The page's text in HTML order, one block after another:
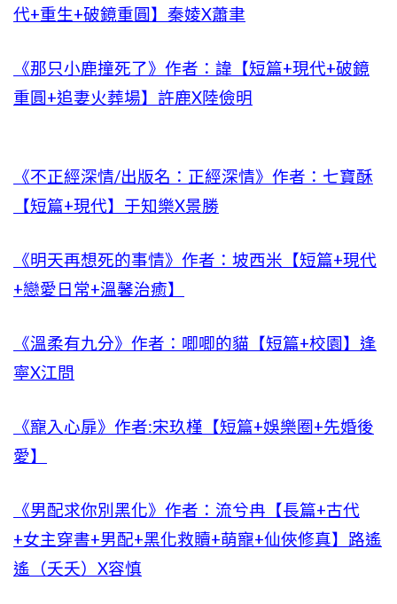
代+重生+破鏡重圓】秦婈X蕭聿
《那只小鹿撞死了》作者：諱【短篇+現代+破鏡
重圓+追妻火葬場】許鹿X陸儉明
《不正經深情/出版名：正經深情》作者：七寶酥
【短篇+現代】于知樂X景勝
《明天再想死的事情》作者：坡西米【短篇+現代
+戀愛日常+溫馨治癒】
《溫柔有九分》作者：唧唧的貓【短篇+校園】逢
寧X江問
《寵入心扉》作者:宋玖槿【短篇+娛樂圈+先婚後
愛】
《男配求你別黑化》作者：流兮冉【長篇+古代
+女主穿書+男配+黑化救贖+萌寵+仙俠修真】路遙
遙（夭夭）X容慎